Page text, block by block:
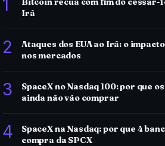
1
Irã
2
Ataques dos EUA ao Irã: o
nos mercados
3
SpaceX no Nasdaq 100: por que
ainda não vão comprar
4
SpaceX na Nasdaq: por que 4
compra da SPCX